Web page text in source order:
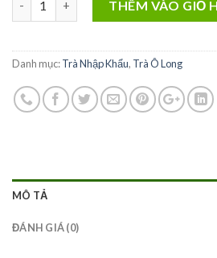
THÊM VÀO GIỎ
Danh mục:Trà Nhập Khẩu, Trà Ô Long
MÔ TẢ
ĐÁNH GIÁ (0)